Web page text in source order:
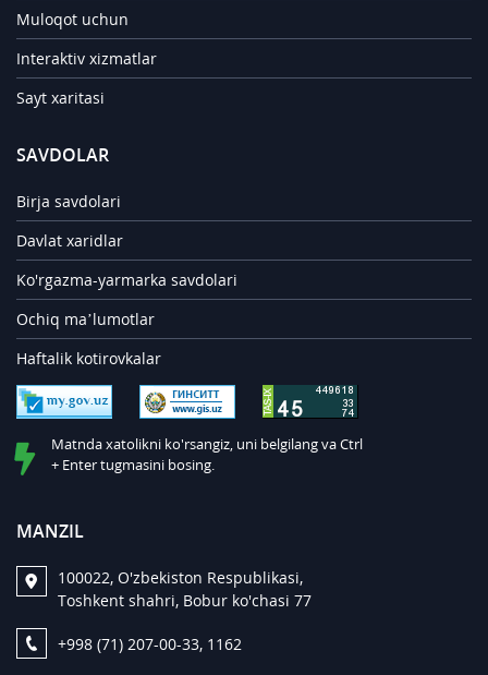
Muloqot uchun
Interaktiv xizmatlar
Sayt xaritasi
SAVDOLAR
Birja savdolari
Davlat xaridlar
Ko'rgazma-yarmarka savdolari
Ochiq ma’lumotlar
Haftalik kotirovkalar
Matnda xatolikni ko'rsangiz, uni belgilang va Ctrl
+ Enter tugmasini bosing.
MANZIL
100022, O'zbekiston Respublikasi,
Toshkent shahri, Bobur ko'chasi 77
+998 (71) 207-00-33, 1162